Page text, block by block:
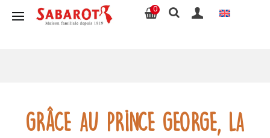
0
Grâce au Prince George, la